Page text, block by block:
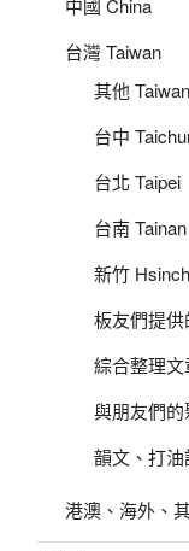
中國 China
台灣 Taiwan
其他
台中
台北 Taipei
台南 Tainan
新竹
板友們提供
綜合整理
與朋友們
韻文、打
港澳、海外、